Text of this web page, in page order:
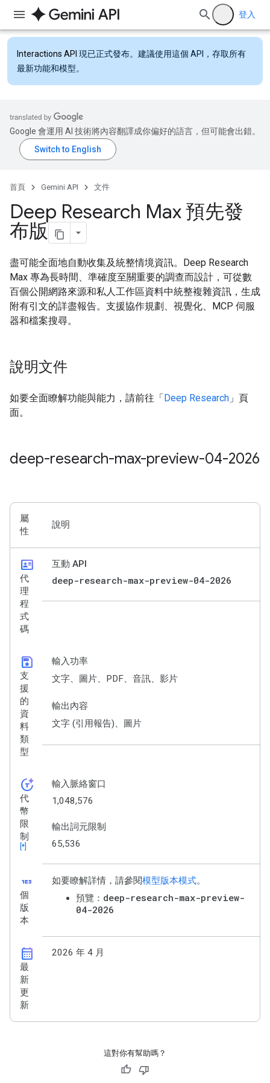
登入
Interactions API 現已正式發布。建議使用這個 API，存取所有
最新功能和模型。
Google 會運用 AI 技術將內容翻譯成你偏好的語言，但可能會出錯。
首頁 Gemini API 文件
Deep Research Max 預先發
布版
盡可能全面地自動收集及統整情境資訊。Deep Research
Max 專為長時間、準確度至關重要的調查而設計，可從數
百個公開網路來源和私人工作區資料中統整複雜資訊，生成
附有引文的詳盡報告。支援協作規劃、視覺化、MCP 伺服
器和檔案搜尋。
說明文件
如要全面瞭解功能與能力，請前往「Deep Research 」頁
面。
deep-research-max-preview-04-2026
屬
性
說明
id_card
代
理
程
式
碼
互動 API
deep-research-max-preview-04-2026
save
支
援
的
資
料
類
型
輸入功率
文字、圖片、PDF、音訊、影片
輸出內容
文字 (引用報告)、圖片
token_auto
代
幣
限
制
[*]
輸入脈絡窗口
1,048,576
輸出詞元限制
65,536
123
個
版
本
如要瞭解詳情，請參閱模型版本模式。
預覽： deep-research-max-preview-
04-2026
calendar_month
最
新
更
新
2026 年 4 月
這對你有幫助嗎？